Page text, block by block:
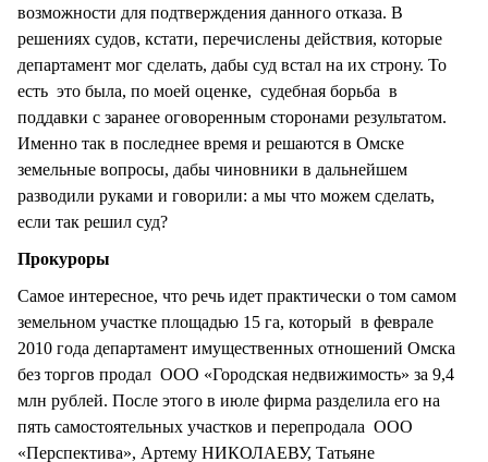
возможности для подтверждения данного отказа. В
решениях судов, кстати, перечислены действия, которые
департамент мог сделать, дабы суд встал на их строну. То
есть это была, по моей оценке, судебная борьба в
поддавки с заранее оговоренным сторонами результатом.
Именно так в последнее время и решаются в Омске
земельные вопросы, дабы чиновники в дальнейшем
разводили руками и говорили: а мы что можем сделать,
если так решил суд?
Прокуроры
Самое интересное, что речь идет практически о том самом
земельном участке площадью 15 га, который в феврале
2010 года департамент имущественных отношений Омска
без торгов продал ООО «Городская недвижимость» за 9,4
млн рублей. После этого в июле фирма разделила его на
пять самостоятельных участков и перепродала ООО
«Перспектива», Артему НИКОЛАЕВУ, Татьяне